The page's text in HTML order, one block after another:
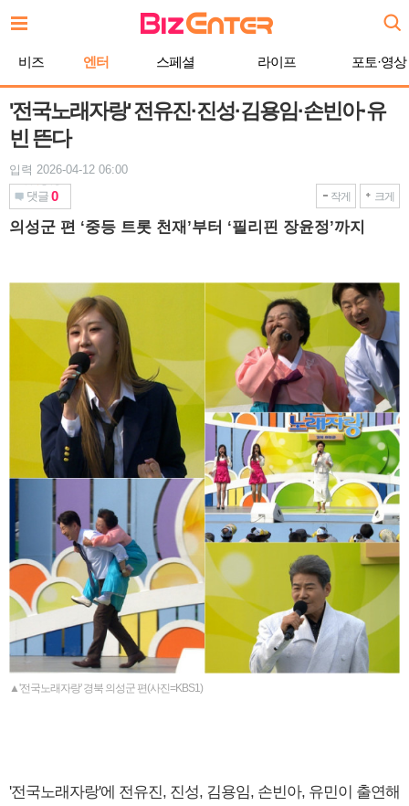
문
비즈 엔터 스페셜 라이프 포토·영상
'전국노래자랑' 전유진·진성·김용임·손빈아·유
빈 뜬다
입력 2026-04-12 06:00
댓글 0 작게 크게
의성군 편 ‘중등 트롯 천재’부터 ‘필리핀 장윤정’까지
▲'전국노래자랑' 경북 의성군 편(사진=KBS1)
'전국노래자랑'에 전유진, 진성, 김용임, 손빈아, 유민이 출연해